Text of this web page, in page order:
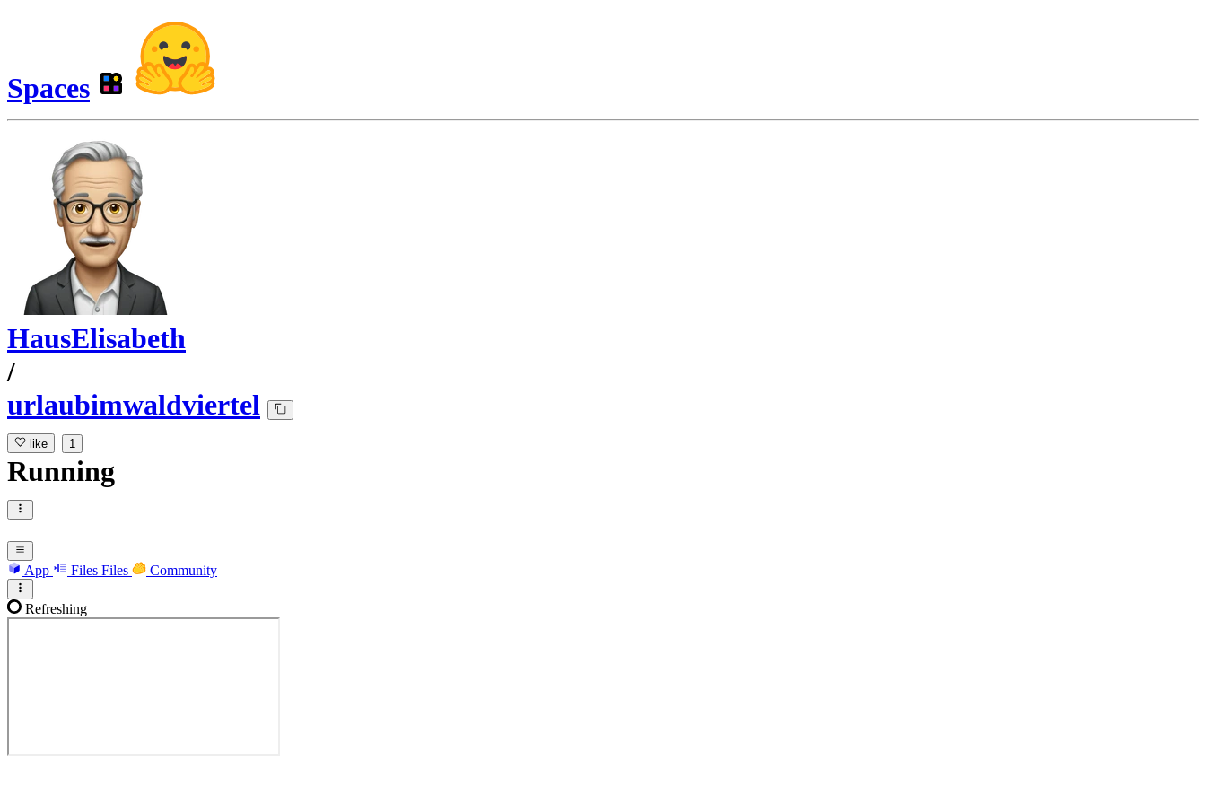
Spaces
HausElisabeth
/
urlaubimwaldviertel
like 1
Running
App Files Files Community
Refreshing